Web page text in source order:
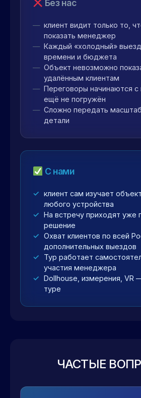
Без нас
клиент видит только то,
показать менеджер
Каждый «холодный»
времени и бюджета
Объект невозможно
удалённым клиентам
Переговоры начинаются с
ещё не погружён
Сложно передать
детали
С нами
клиент сам изучает
любого устройства
На встречу приходят уже
решение
Охват клиентов по всей
дополнительных выездов
Тур работает
участия менеджера
Dollhouse, измерения, VR
туре
ЧАСТЫЕ